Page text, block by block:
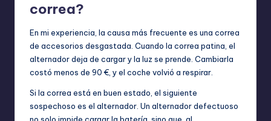
correa?
En mi experiencia, la causa más frecuente es una correa
de accesorios desgastada. Cuando la correa patina, el
alternador deja de cargar y la luz se prende. Cambiarla
costó menos de 90 €, y el coche volvió a respirar.
Si la correa está en buen estado, el siguiente
sospechoso es el alternador. Un alternador defectuoso